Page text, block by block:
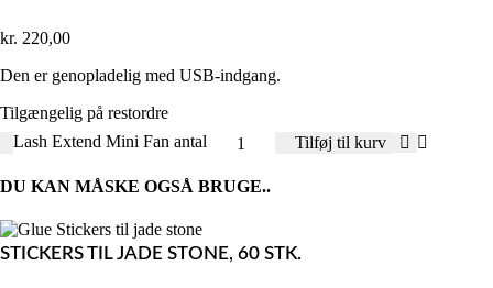
kr. 220,00
Den er genopladelig med USB-indgang.
Tilgængelig på restordre
Lash Extend Mini Fan antal
Tilføj til kurv
DU KAN MÅSKE OGSÅ BRUGE..
STICKERS TIL JADE STONE, 60 STK.